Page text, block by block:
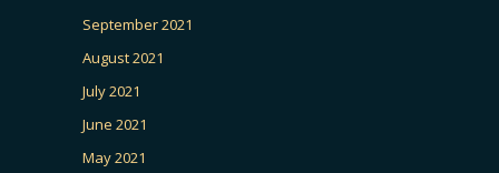
September 2021
August 2021
July 2021
June 2021
May 2021